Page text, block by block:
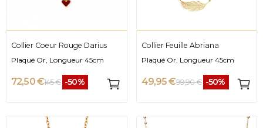
Collier Coeur Rouge Darius
Plaqué Or, Longueur 45cm
72,50 €145 € -50%
Collier Feuille Abriana
Plaqué Or, Longueur 45cm
49,95 €99,90 € -50%